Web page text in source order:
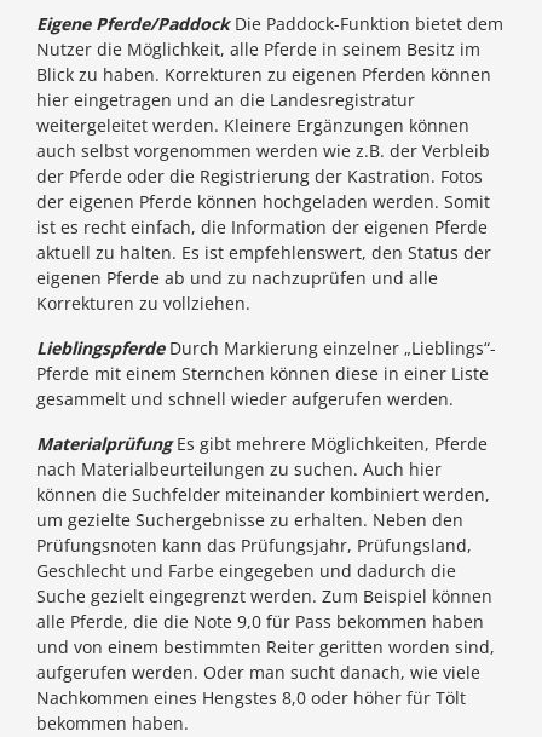
Eigene Pferde/PaddockDie Paddock-Funktion bietet dem
Nutzer die Möglichkeit, alle Pferde in seinem Besitz im
Blick zu haben. Korrekturen zu eigenen Pferden können
hier eingetragen und an die Landesregistratur
weitergeleitet werden. Kleinere Ergänzungen können
auch selbst vorgenommen werden wie z.B. der Verbleib
der Pferde oder die Registrierung der Kastration. Fotos
der eigenen Pferde können hochgeladen werden. Somit
ist es recht einfach, die Information der eigenen Pferde
aktuell zu halten. Es ist empfehlenswert, den Status der
eigenen Pferde ab und zu nachzuprüfen und alle
Korrekturen zu vollziehen.
Lieblingspferde Durch Markierung einzelner „Lieblings“-
Pferde mit einem Sternchen können diese in einer Liste
gesammelt und schnell wieder aufgerufen werden.
MaterialprüfungEs gibt mehrere Möglichkeiten, Pferde
nach Materialbeurteilungen zu suchen. Auch hier
können die Suchfelder miteinander kombiniert werden,
um gezielte Suchergebnisse zu erhalten. Neben den
Prüfungsnoten kann das Prüfungsjahr, Prüfungsland,
Geschlecht und Farbe eingegeben und dadurch die
Suche gezielt eingegrenzt werden. Zum Beispiel können
alle Pferde, die die Note 9,0 für Pass bekommen haben
und von einem bestimmten Reiter geritten worden sind,
aufgerufen werden. Oder man sucht danach, wie viele
Nachkommen eines Hengstes 8,0 oder höher für Tölt
bekommen haben.